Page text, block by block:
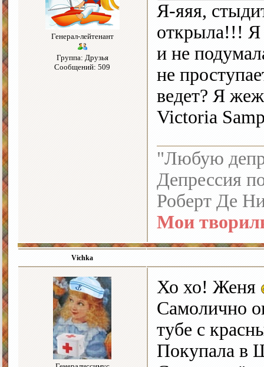
Генерал-лейтенант
Группа: Друзья
Сообщений: 509
Я-яяя,
открыла!!! Я
и не
не
ведет? Я
Victoria
"Любую
Депрессия
Роберт Де
Мои
Vichka
Хо хо! Женя
Самолично
тубе с
Покупала в